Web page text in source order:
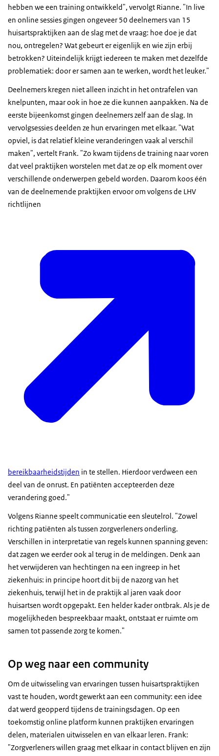
hebben we een training ontwikkeld", vervolgt Rianne. "In live
en online sessies gingen ongeveer 50 deelnemers van 15
huisartspraktijken aan de slag met de vraag: hoe doe je dat
nou, ontregelen? Wat gebeurt er eigenlijk en wie zijn erbij
betrokken? Uiteindelijk krijgt iedereen te maken met dezelfde
problematiek: door er samen aan te werken, wordt het leuker."
Deelnemers kregen niet alleen inzicht in het ontrafelen van
knelpunten, maar ook in hoe ze die kunnen aanpakken. Na de
eerste bijeenkomst gingen deelnemers zelf aan de slag. In
vervolgsessies deelden ze hun ervaringen met elkaar. "Wat
opviel, is dat relatief kleine veranderingen vaak al verschil
maken", vertelt Frank. "Zo kwam tijdens de training naar voren
dat veel praktijken worstelen met dat ze op elk moment over
verschillende onderwerpen gebeld worden. Daarom koos één
van de deelnemende praktijken ervoor om volgens de LHV
richtlijnen
bereikbaarheidstijden in te stellen. Hierdoor verdween een
deel van de onrust. En patiënten accepteerden deze
verandering goed."
Volgens Rianne speelt communicatie een sleutelrol. "Zowel
richting patiënten als tussen zorgverleners onderling.
Verschillen in interpretatie van regels kunnen spanning geven:
dat zagen we eerder ook al terug in de meldingen. Denk aan
het verwijderen van hechtingen na een ingreep in het
ziekenhuis: in principe hoort dit bij de nazorg van het
ziekenhuis, terwijl het in de praktijk al jaren vaak door
huisartsen wordt opgepakt. Een helder kader ontbrak. Als je de
mogelijkheden bespreekbaar maakt, ontstaat er ruimte om
samen tot passende zorg te komen."
Op weg naar een community
Om de uitwisseling van ervaringen tussen huisartspraktijken
vast te houden, wordt gewerkt aan een community: een idee
dat werd geopperd tijdens de trainingsdagen. Op een
toekomstig online platform kunnen praktijken ervaringen
delen, materialen uitwisselen en van elkaar leren. Frank:
"Zorgverleners willen graag met elkaar in contact blijven en zijn